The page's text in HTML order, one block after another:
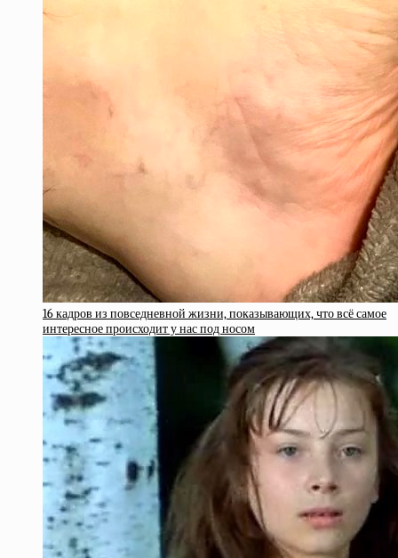
16 кадров из повседневной жизни, показывающих, что всё самое
интересное происходит у нас под носом